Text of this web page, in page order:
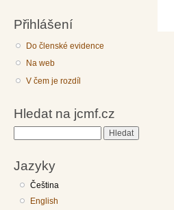
Přihlášení
Do členské evidence
Na web
V čem je rozdíl
Hledat na jcmf.cz
Jazyky
Čeština
English